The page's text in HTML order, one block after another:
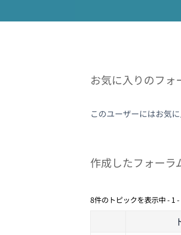
ッ
お気に入りのフォ
このユーザーにはお気
作成したフォーラ
8件のトピックを表示中 - 1